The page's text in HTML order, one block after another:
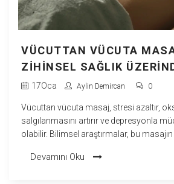
VÜCUTTAN VÜCUTA
ZIHINSEL SAĞLIK
17Oca Aylin Demircan 0
Vücuttan vücuta masaj, stresi azaltır,
salgılanmasını artırır ve depresyonla
olabilir. Bilimsel araştırmalar, bu
Devamını Oku